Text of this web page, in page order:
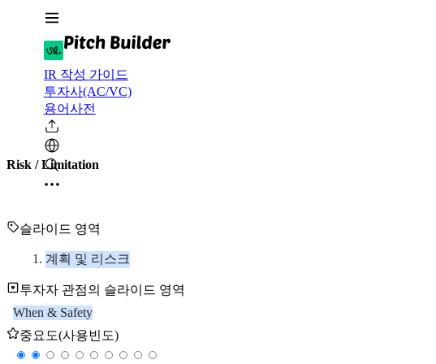
IR 작성 가이드
투자사(AC/VC)
용어사전
Risk / Limitation
슬라이드 영역
계획 및 리스크
투자자 관점의 슬라이드 영역
When & Safety
중요도(사용빈도)